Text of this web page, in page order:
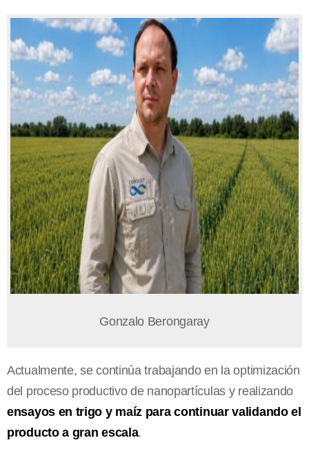
Gonzalo Berongaray
Actualmente, se continúa trabajando en la optimización
del proceso productivo de nanopartículas y realizando
ensayos en trigo y maíz para continuar validando el
producto a gran escala.